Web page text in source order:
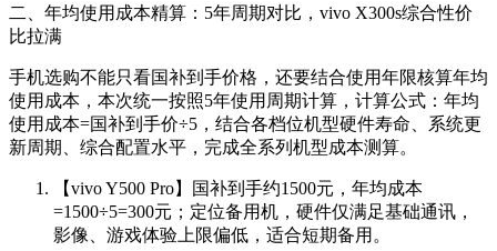
二、年均使用成本精算：5年周期对比，vivo X300s综合性价
比拉满
手机选购不能只看国补到手价格，还要结合使用年限核算年均
使用成本，本次统一按照5年使用周期计算，计算公式：年均
使用成本=国补到手价÷5，结合各档位机型硬件寿命、系统更
新周期、综合配置水平，完成全系列机型成本测算。
【vivo Y500 Pro】国补到手约1500元，年均成本
=1500÷5=300元；定位备用机，硬件仅满足基础通讯，
影像、游戏体验上限偏低，适合短期备用。